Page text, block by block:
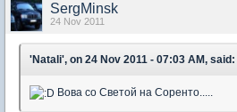
SergMinsk
24 Nov 2011
'Natali', on 24 Nov 2011 - 07:03 AM, said:
Вова со Светой на Соренто.....